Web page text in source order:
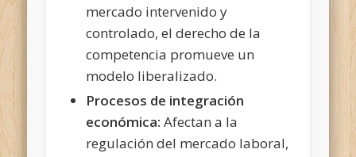
mercado intervenido y
controlado, el derecho de la
competencia promueve un
modelo liberalizado.
Procesos de integración
económica: Afectan a la
regulación del mercado laboral,